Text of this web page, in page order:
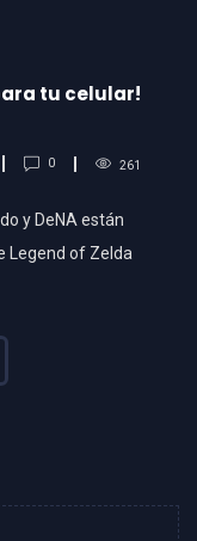
tu celular!
0 261
y DeNA están
Legend of Zelda